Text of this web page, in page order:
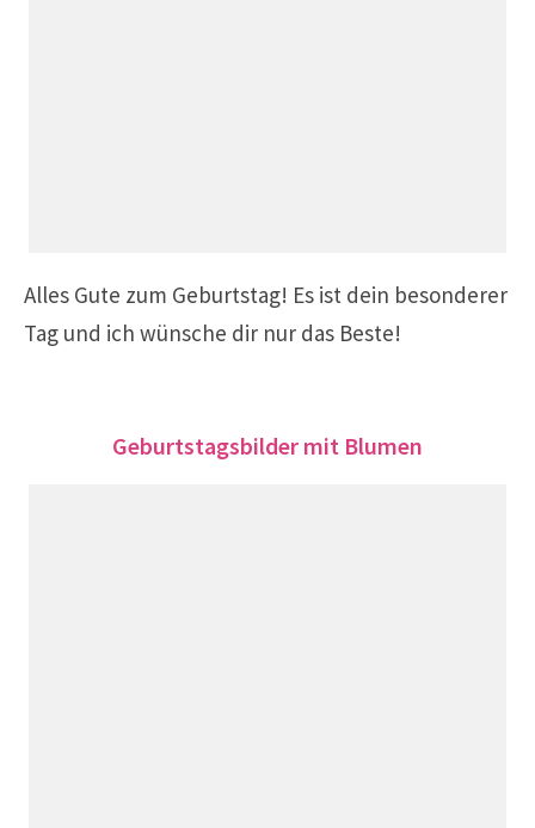
Alles Gute zum Geburtstag! Es ist dein besonderer
Tag und ich wünsche dir nur das Beste!
Geburtstagsbilder mit Blumen